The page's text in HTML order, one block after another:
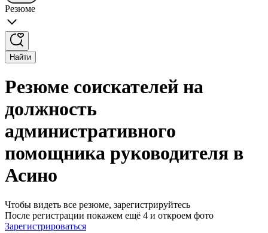
Резюме
Найти
Резюме соискателей на
должность
административного
помощника руководителя в
Асино
Чтобы видеть все резюме, зарегистрируйтесь
После регистрации покажем ещё 4 и откроем фото
Зарегистрироваться